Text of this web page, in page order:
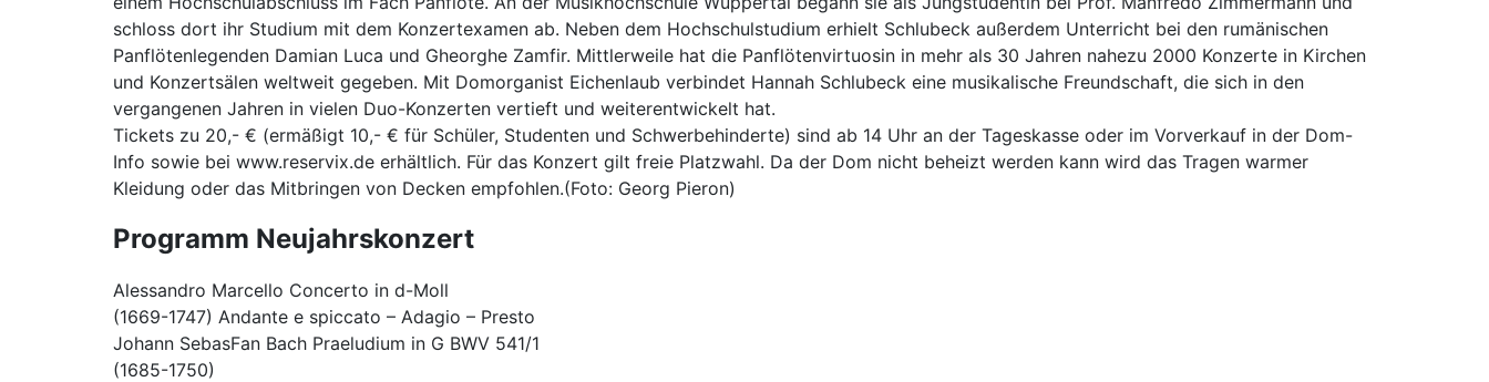
schloss dort ihr Studium mit dem Konzertexamen ab. Neben dem Hochschulstudium erhielt Schlubeck außerdem Unterricht bei den rumänischen
Panflötenlegenden Damian Luca und Gheorghe Zamfir. Mittlerweile hat die Panflötenvirtuosin in mehr als 30 Jahren nahezu 2000 Konzerte in Kirchen
und Konzertsälen weltweit gegeben. Mit Domorganist Eichenlaub verbindet Hannah Schlubeck eine musikalische Freundschaft, die sich in den
vergangenen Jahren in vielen Duo-Konzerten vertieft und weiterentwickelt hat.
Tickets zu 20,- € (ermäßigt 10,- € für Schüler, Studenten und Schwerbehinderte) sind ab 14 Uhr an der Tageskasse oder im Vorverkauf in der Dom-
Info sowie bei www.reservix.de erhältlich. Für das Konzert gilt freie Platzwahl. Da der Dom nicht beheizt werden kann wird das Tragen warmer
Kleidung oder das Mitbringen von Decken empfohlen.(Foto: Georg Pieron)
Programm Neujahrskonzert
Alessandro Marcello Concerto in d-Moll
(1669-1747) Andante e spiccato – Adagio – Presto
Johann SebasFan Bach Praeludium in G BWV 541/1
(1685-1750)